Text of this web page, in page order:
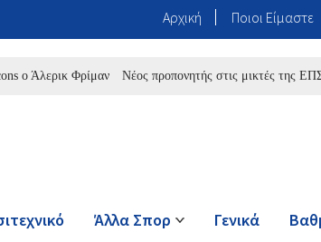
Αρχική Ποιοι Είμαστε
Φρίμαν Νέος προπονητής στις μικτές της ΕΠΣΗΠ ο
Άλλα Σπορ Γενικά